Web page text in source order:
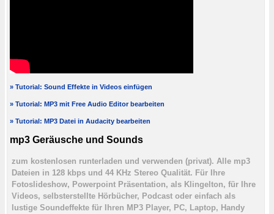
» Tutorial: Sound Effekte in Videos einfügen
» Tutorial: MP3 mit Free Audio Editor bearbeiten
» Tutorial: MP3 Datei in Audacity bearbeiten
mp3 Geräusche und Sounds
zum kostenlosen runterladen und verwenden (privat). Alle mp3
Dateien in 128 kbps und 44 KHz Stereo Qualität. Für Ihre
Fotoslideshow, Powerpoint Präsentation, als Klingelton, für Ihre
Videos, selbsterstellte Hörbücher, Podcast oder einfach als
lustige Soundeffekte für Ihren MP3 Player, PC, Laptop, Handy